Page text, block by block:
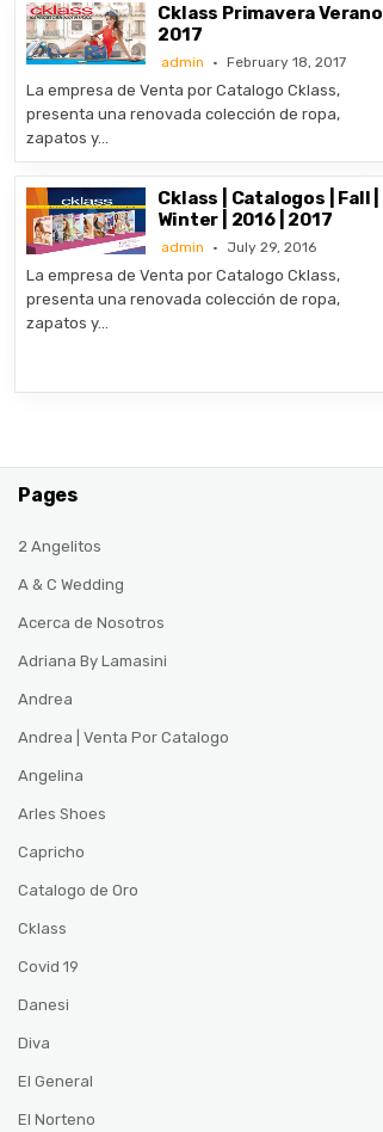
Cklass Primavera Verano
2017
admin February 18, 2017
La empresa de Venta por Catalogo Cklass,
presenta una renovada colección de ropa,
zapatos y…
Cklass | Catalogos | Fall |
Winter | 2016 | 2017
admin July 29, 2016
La empresa de Venta por Catalogo Cklass,
presenta una renovada colección de ropa,
zapatos y…
Pages
2 Angelitos
A & C Wedding
Acerca de Nosotros
Adriana By Lamasini
Andrea
Andrea | Venta Por Catalogo
Angelina
Arles Shoes
Capricho
Catalogo de Oro
Cklass
Covid 19
Danesi
Diva
El General
El Norteno